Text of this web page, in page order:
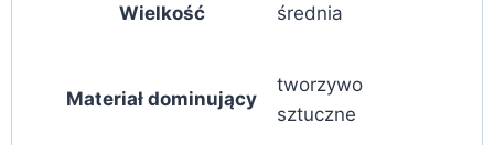
Wielkość średnia
Materiał dominujący
tworzywo
sztuczne